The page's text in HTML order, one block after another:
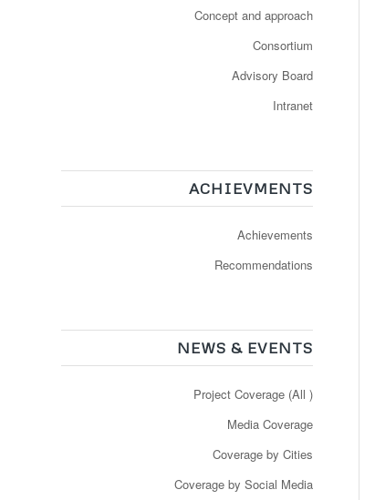
Concept and approach
Consortium
Advisory Board
Intranet
ACHIEVMENTS
Achievements
Recommendations
NEWS & EVENTS
Project Coverage (All )
Media Coverage
Coverage by Cities
Coverage by Social Media